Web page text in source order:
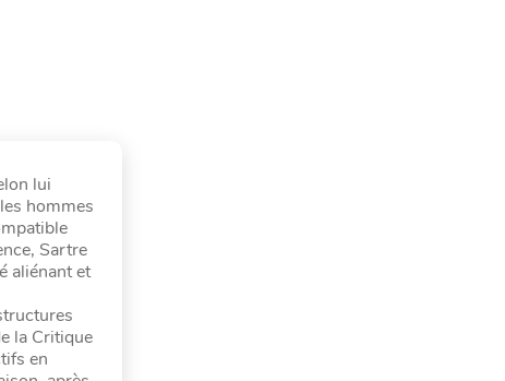
lui
hommes
Sartre
aliénant et
la Critique
en